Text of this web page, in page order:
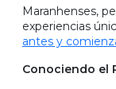
Maranhenses,
experiencias
antes y
Conociendo el